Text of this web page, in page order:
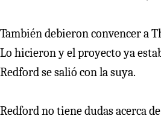
También debieron convencer a
Lo hicieron y el proyecto ya
Redford se salió con la suya.
Redford no tiene dudas acerca